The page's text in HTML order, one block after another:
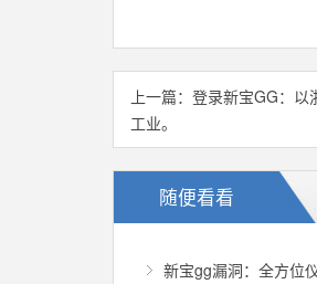
上一篇： 登录新宝GG：以
工业。
随便看看
新宝gg漏洞：全方位